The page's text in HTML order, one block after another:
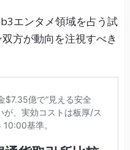
エンタメ領域を占う試
方が動向を注視すべき